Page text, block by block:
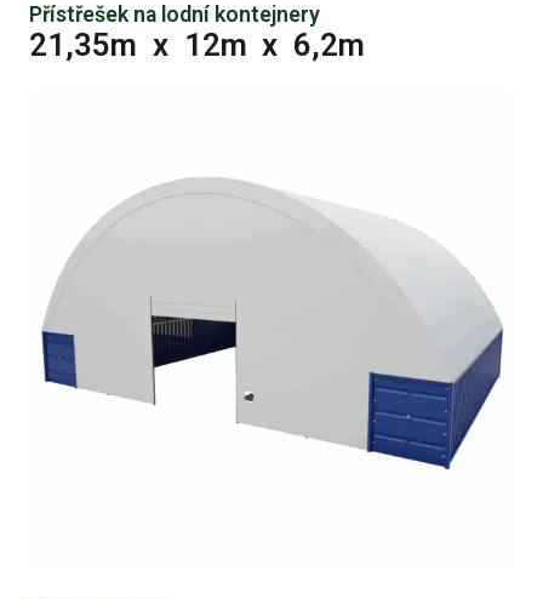
Přístřešek na lodní kontejnery
21,35m x 12m x 6,2m